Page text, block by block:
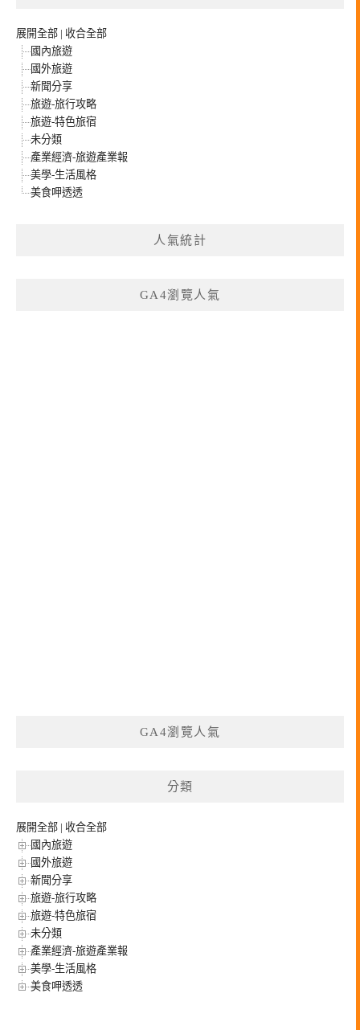
展開全部 | 收合全部
國內旅遊
國外旅遊
新聞分享
旅遊-旅行攻略
旅遊-特色旅宿
未分類
產業經濟-旅遊產業報
美學-生活風格
美食呷透透
人氣統計
GA4瀏覽人氣
GA4瀏覽人氣
分類
展開全部 | 收合全部
國內旅遊
國外旅遊
新聞分享
旅遊-旅行攻略
旅遊-特色旅宿
未分類
產業經濟-旅遊產業報
美學-生活風格
美食呷透透